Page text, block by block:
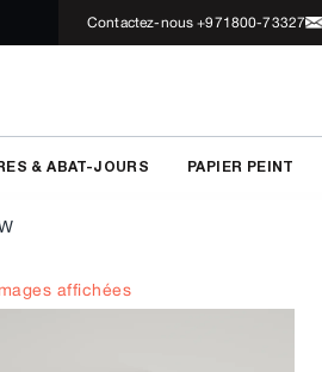
Contactez-nous +971800-73327
& ABAT-JOURS PAPIER PEINT
affichées